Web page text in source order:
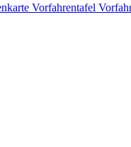
Vorfahrentafel